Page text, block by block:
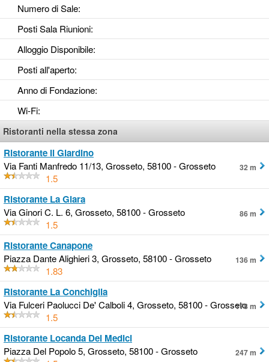
Numero di Sale:
Posti Sala Riunioni:
Alloggio Disponibile:
Posti all'aperto:
Anno di Fondazione:
Wi-Fi:
Ristoranti nella stessa zona
Ristorante Il Giardino
Via Fanti Manfredo 11/13, Grosseto, 58100 - Grosseto
1.5
32 m
Ristorante La Giara
Via Ginori C. L. 6, Grosseto, 58100 - Grosseto
1.5
86 m
Ristorante Canapone
Piazza Dante Alighieri 3, Grosseto, 58100 - Grosseto
1.83
136 m
Ristorante La Conchiglia
Via Fulceri Paolucci De' Calboli 4, Grosseto, 58100 - Grosseto
1.5
178 m
Ristorante Locanda Dei Medici
Piazza Del Popolo 5, Grosseto, 58100 - Grosseto
247 m